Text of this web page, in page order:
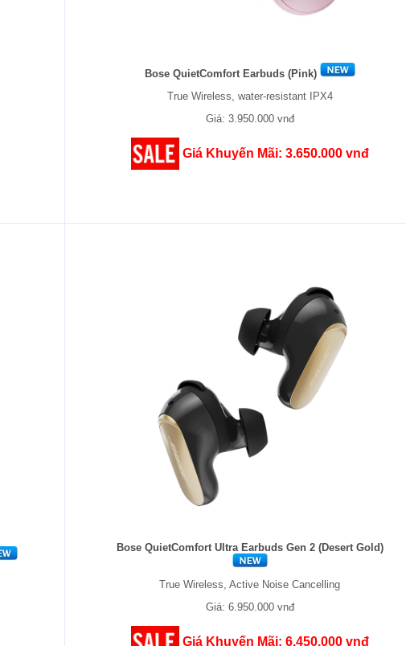
Bose QuietComfort Earbuds (Pink)
True Wireless, water-resistant IPX4
Giá: 3.950.000 vnđ
Giá Khuyến Mãi: 3.650.000 vnđ
Bose QuietComfort Ultra Earbuds Gen 2 (Desert Gold)
True Wireless, Active Noise Cancelling
Giá: 6.950.000 vnđ
Giá Khuyến Mãi: 6.450.000 vnđ